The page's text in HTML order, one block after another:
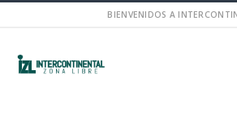
BIENVENIDOS A